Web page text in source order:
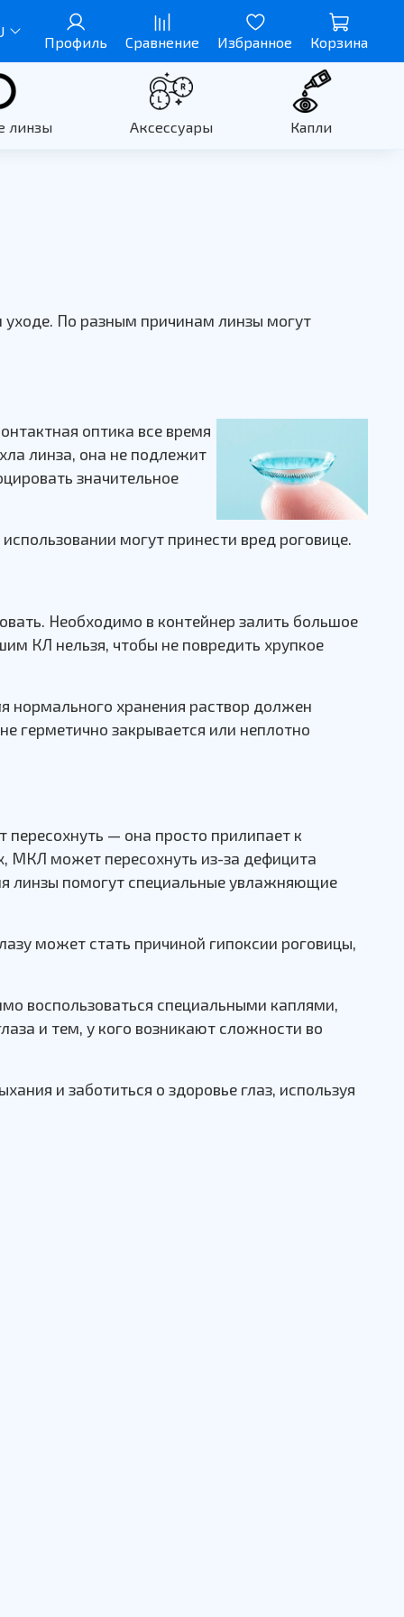
Профиль Сравнение Избранное Корзина
линзы Аксессуары Капли
По разным причинам линзы могут
оптика все время
линза, она не подлежит
значительное
могут принести вред роговице.
Необходимо в контейнер залить большое
КЛ нельзя, чтобы не повредить хрупкое
нормального хранения раствор должен
герметично закрывается или неплотно
пересохнуть — она просто прилипает к
МКЛ может пересохнуть из-за дефицита
линзы помогут специальные увлажняющие
может стать причиной гипоксии роговицы,
воспользоваться специальными каплями,
и тем, у кого возникают сложности во
и заботиться о здоровье глаз, используя